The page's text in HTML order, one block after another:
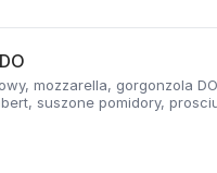
mozzarella, gorgonzola
suszone pomidory,